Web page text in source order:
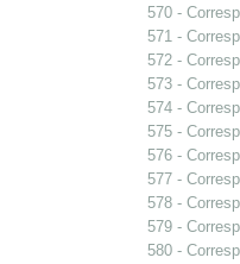
570 -
571 -
572 -
573 -
574 -
575 -
576 -
577 -
578 -
579 -
580 -